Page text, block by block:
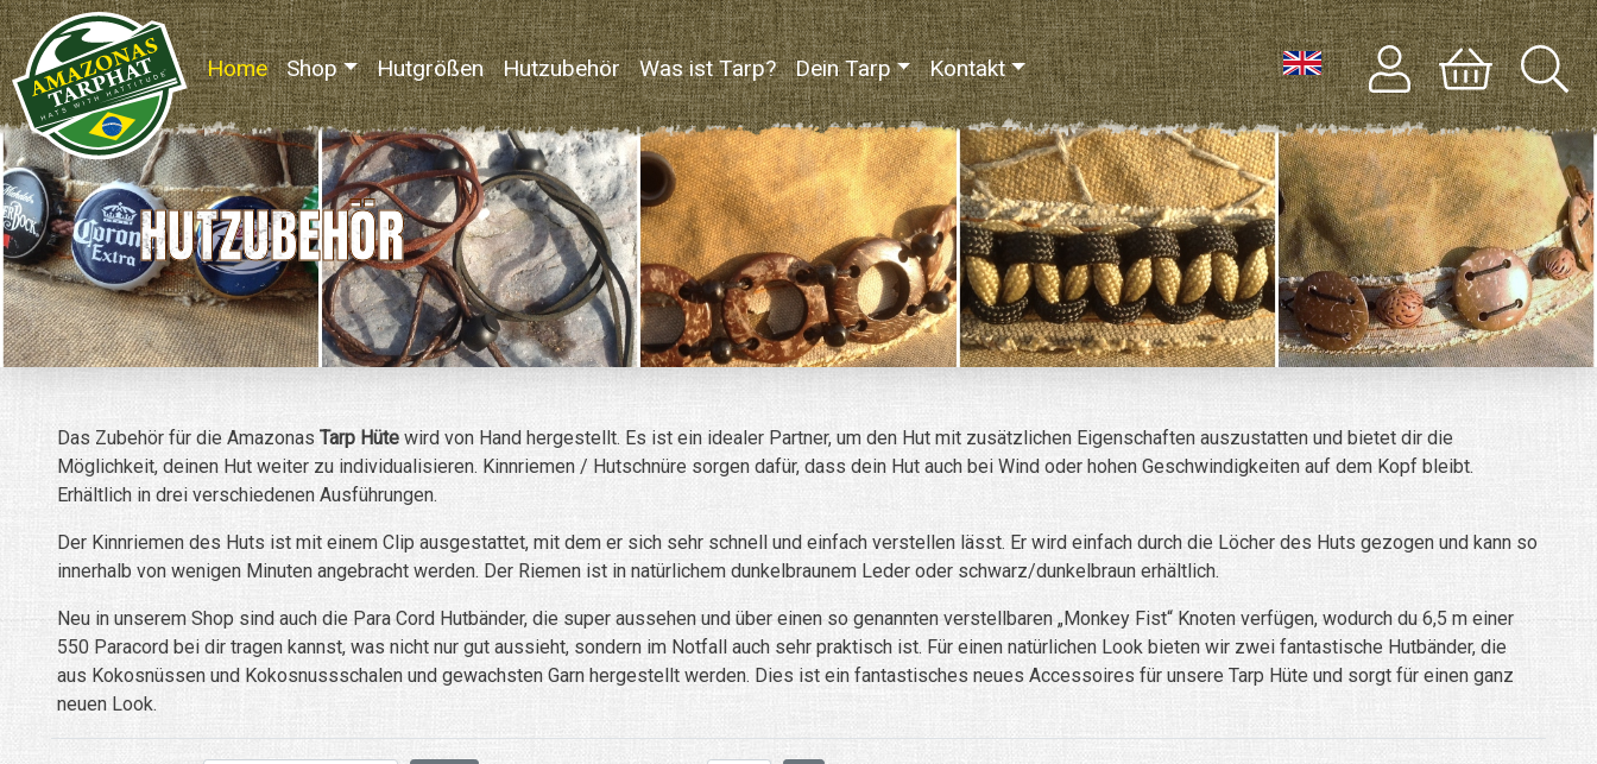
Home(current)
Shop Hutgrößen Hutzubehör Was ist Tarp? Dein Tarp Kontakt
HUTZUBEHÖR
Das Zubehör für die Amazonas Tarp Hüte wird von Hand hergestellt. Es ist ein idealer Partner, um den Hut mit zusätzlichen Eigenschaften auszustatten und bietet dir die
Möglichkeit, deinen Hut weiter zu individualisieren. Kinnriemen / Hutschnüre sorgen dafür, dass dein Hut auch bei Wind oder hohen Geschwindigkeiten auf dem Kopf bleibt.
Erhältlich in drei verschiedenen Ausführungen.
Der Kinnriemen des Huts ist mit einem Clip ausgestattet, mit dem er sich sehr schnell und einfach verstellen lässt. Er wird einfach durch die Löcher des Huts gezogen und kann so
innerhalb von wenigen Minuten angebracht werden. Der Riemen ist in natürlichem dunkelbraunem Leder oder schwarz/dunkelbraun erhältlich.
Neu in unserem Shop sind auch die Para Cord Hutbänder, die super aussehen und über einen so genannten verstellbaren „Monkey Fist“ Knoten verfügen, wodurch du 6,5 m einer
550 Paracord bei dir tragen kannst, was nicht nur gut aussieht, sondern im Notfall auch sehr praktisch ist. Für einen natürlichen Look bieten wir zwei fantastische Hutbänder, die
aus Kokosnüssen und Kokosnussschalen und gewachsten Garn hergestellt werden. Dies ist ein fantastisches neues Accessoires für unsere Tarp Hüte und sorgt für einen ganz
neuen Look.